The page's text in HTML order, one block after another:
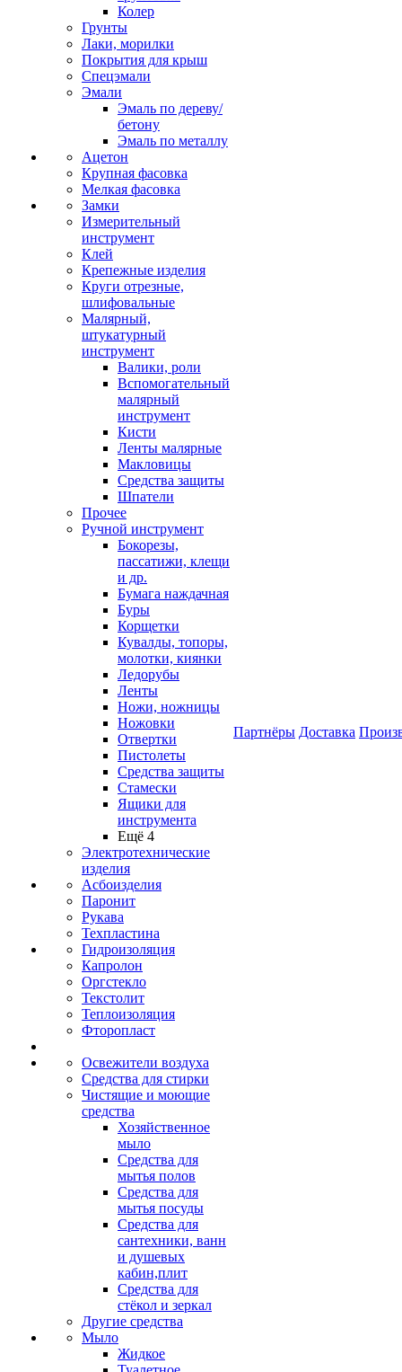
Колер
Грунты
Лаки, морилки
Покрытия для крыш
Спецэмали
Эмали
Эмаль по дереву/
бетону
Эмаль по металлу
Ацетон
Крупная фасовка
Мелкая фасовка
Замки
Измерительный
инструмент
Клей
Крепежные изделия
Круги отрезные,
шлифовальные
Малярный,
штукатурный
инструмент
Валики, роли
Вспомогательный
малярный
инструмент
Кисти
Ленты малярные
Макловицы
Средства защиты
Шпатели
Прочее
Ручной инструмент
Бокорезы,
пассатижи, клещи
и др.
Бумага наждачная
Буры
Корщетки
Кувалды, топоры,
молотки, киянки
Ледорубы
Ленты
Ножи, ножницы
Ножовки
Отвертки
Пистолеты
Средства защиты
Стамески
Ящики для
инструмента
Ещё 4
Электротехнические
изделия
Асбоизделия
Паронит
Рукава
Техпластина
Гидроизоляция
Капролон
Оргстекло
Текстолит
Теплоизоляция
Фторопласт
Освежители воздуха
Средства для стирки
Чистящие и моющие
средства
Хозяйственное
мыло
Средства для
мытья полов
Средства для
мытья посуды
Средства для
сантехники, ванн
и душевых
кабин,плит
Средства для
стёкол и зеркал
Другие средства
Мыло
Жидкое
Партнёры Доставка